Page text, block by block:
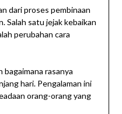
dari proses pembinaan
Salah satu jejak kebaikan
perubahan cara
bagaimana rasanya
hari. Pengalaman ini
orang-orang yang